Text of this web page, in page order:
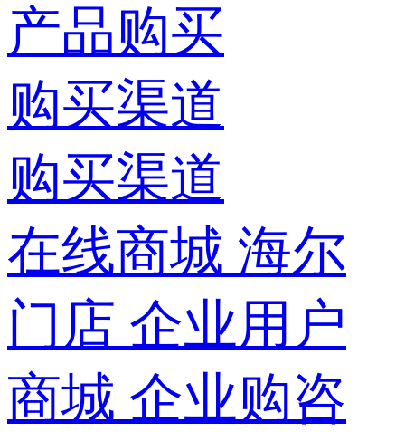
产品购买
购买渠道
购买渠道
在线商城 海尔
门店 企业用户
商城 企业购咨